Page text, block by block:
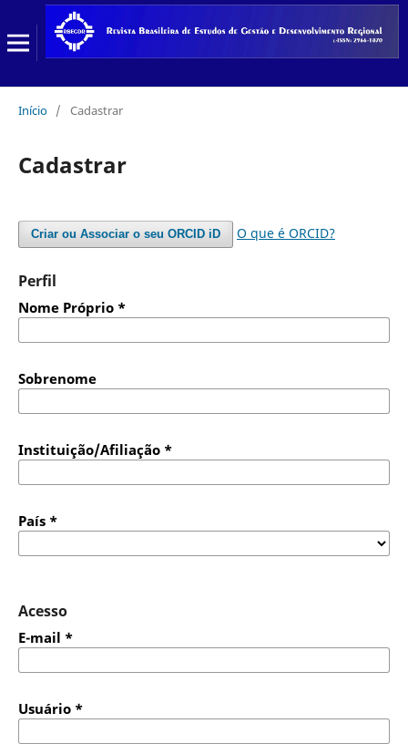
Início / Cadastrar
Cadastrar
Criar ou Associar o seu ORCID iD O que é ORCID?
Perfil
Nome Próprio *
Sobrenome
Instituição/Afiliação *
País *
Acesso
E-mail *
Usuário *